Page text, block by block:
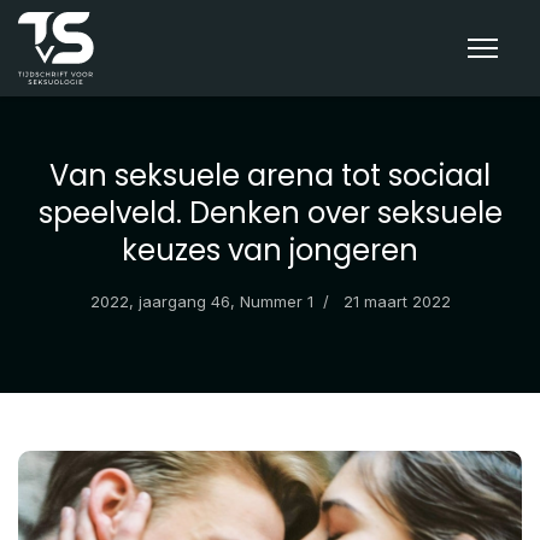
Van seksuele arena tot sociaal
speelveld. Denken over seksuele
keuzes van jongeren
2022, jaargang 46, Nummer 1 21 maart 2022